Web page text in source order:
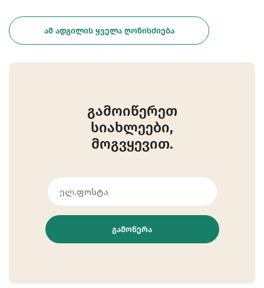
ᲐᲛ ᲐᲓᲒᲘᲚᲘᲡ ᲧᲕᲔᲚᲐ ᲦᲝᲜᲘᲡᲫᲘᲔᲑᲐ
გამოიწერეთ
სიახლეები,
მოგვყევით.
ᲒᲐᲛᲝᲬᲔᲠᲐ